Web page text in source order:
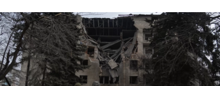
кажуть, що відчувають себе покинутими та
забутими. У Сумах […]